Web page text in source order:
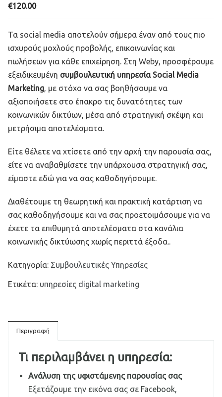
€120.00
Τα social media αποτελούν σήμερα έναν από τους πιο
ισχυρούς μοχλούς προβολής, επικοινωνίας και
πωλήσεων για κάθε επιχείρηση. Στη Weby, προσφέρουμε
εξειδικευμένη συμβουλευτική υπηρεσία Social Media
Marketing , με στόχο να σας βοηθήσουμε να
αξιοποιήσετε στο έπακρο τις δυνατότητες των
κοινωνικών δικτύων, μέσα από στρατηγική σκέψη και
μετρήσιμα αποτελέσματα.
Είτε θέλετε να χτίσετε από την αρχή την παρουσία σας,
είτε να αναβαθμίσετε την υπάρχουσα στρατηγική σας,
είμαστε εδώ για να σας καθοδηγήσουμε.
Διαθέτουμε τη θεωρητική και πρακτική κατάρτιση να
σας καθοδηγήσουμε και να σας προετοιμάσουμε για να
έχετε τα επιθυμητά αποτελέσματα στα κανάλια
κοινωνικής δικτύωσης χωρίς περιττά έξοδα..
Κατηγορία: Συμβουλευτικές Υπηρεσίες
Ετικέτα: υπηρεσίες digital marketing
Περιγραφή
Τι περιλαμβάνει η υπηρεσία:
Ανάλυση της υφιστάμενης παρουσίας σας
Εξετάζουμε την εικόνα σας σε Facebook,